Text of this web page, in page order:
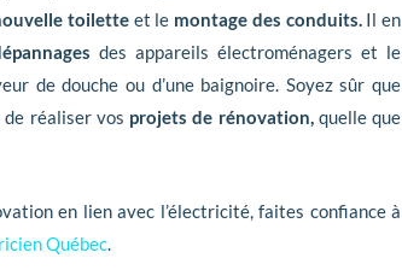
toiletteet le montage des conduits.Il en
des appareils électroménagers et le
de douche ou d’une baignoire. Soyez sûr que
réaliser vos projets de rénovation,quelle que
en lien avec l’électricité, faites confiance à
Québec.